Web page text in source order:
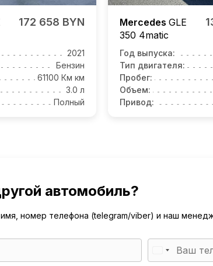
172 658 BYN
2021
Бензин
61100 Км км
3.0 л
Полный
Mercedes GLE
350 4matic
Год выпуска:
Тип двигателя:
Пробег:
Объем:
Привод:
автомобиль?
номер телефона (telegram/viber) и наш